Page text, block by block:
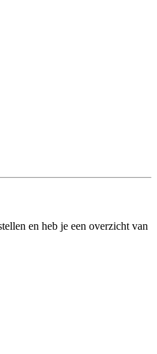
en heb je een overzicht van